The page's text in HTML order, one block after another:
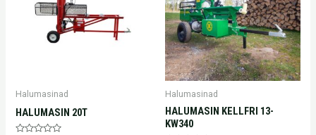
Halumasinad
HALUMASIN 20T
Halumasinad
HALUMASIN KELLFRI 13-
KW340